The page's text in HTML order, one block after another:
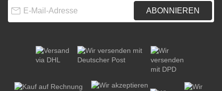
ABONNIEREN